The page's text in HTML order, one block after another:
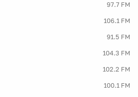
97.7 FM
106.1 FM
91.5 FM
104.3 FM
102.2 FM
100.1 FM